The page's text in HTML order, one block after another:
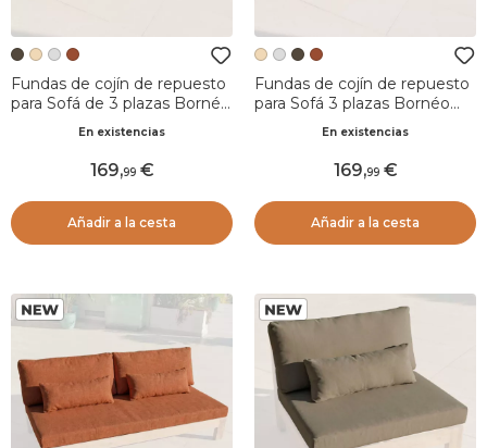
Fundas de cojín de repuesto
para Sofá de 3 plazas Bornéo
En existencias
169,99
Añadir a la cesta
Fundas de cojín de repuesto
para Sofá 3 plazas Bornéo
En existencias
169,99
Añadir a la cesta